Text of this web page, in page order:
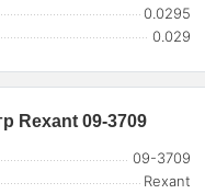
0.0295
0.029
Rexant 09-3709
09-3709
Rexant